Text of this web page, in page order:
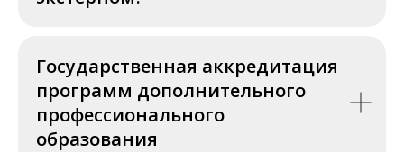
Государственная аккредитация
программ дополнительного
профессионального
образования